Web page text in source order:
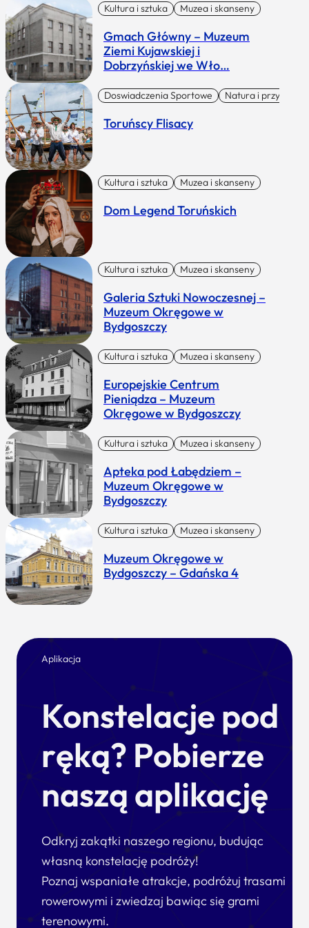
Kultura i sztuka Muzea i skanseny
Gmach Główny – Muzeum
Ziemi Kujawskiej i
Dobrzyńskiej we Wło…
Doswiadczenia Sportowe Natura i przygoda
Toruńscy Flisacy
Kultura i sztuka Muzea i skanseny
Dom Legend Toruńskich
Kultura i sztuka Muzea i skanseny
Galeria Sztuki Nowoczesnej –
Muzeum Okręgowe w
Bydgoszczy
Kultura i sztuka Muzea i skanseny
Europejskie Centrum
Pieniądza – Muzeum
Okręgowe w Bydgoszczy
Kultura i sztuka Muzea i skanseny
Apteka pod Łabędziem –
Muzeum Okręgowe w
Bydgoszczy
Kultura i sztuka Muzea i skanseny
Muzeum Okręgowe w
Bydgoszczy – Gdańska 4
Aplikacja
Konstelacje pod
ręką? Pobierze
naszą aplikację
Odkryj zakątki naszego regionu, budując
własną konstelację podróży!
Poznaj wspaniałe atrakcje, podróżuj trasami
rowerowymi i zwiedzaj bawiąc się grami
terenowymi.